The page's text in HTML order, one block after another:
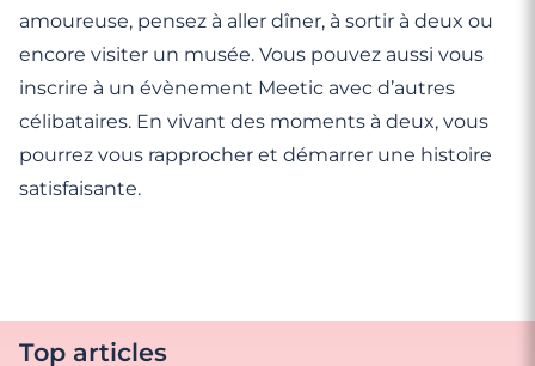
amoureuse, pensez à aller dîner, à sortir à deux ou
encore visiter un musée. Vous pouvez aussi vous
inscrire à un évènement Meetic avec d’autres
célibataires. En vivant des moments à deux, vous
pourrez vous rapprocher et démarrer une histoire
satisfaisante.
Top articles